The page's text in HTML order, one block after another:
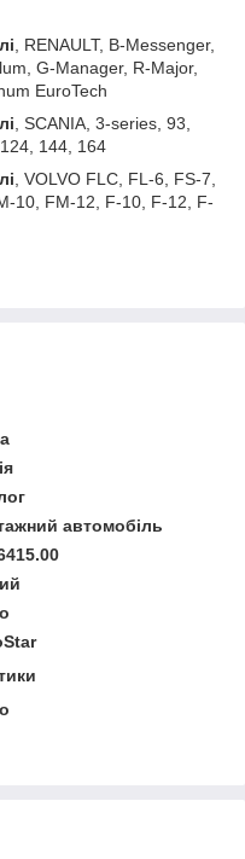
, RENAULT, B-Messenger,
G-Manager, R-Major,
EuroTech
, SCANIA, 3-series, 93,
144, 164
, VOLVO FLC, FL-6, FS-7,
10, FM-12, F-10, F-12, F-
автомобіль